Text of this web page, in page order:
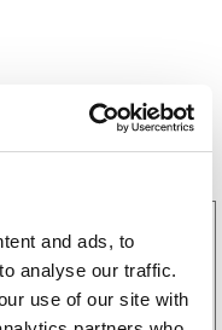
and ads, to
analyse our traffic.
use of our site with